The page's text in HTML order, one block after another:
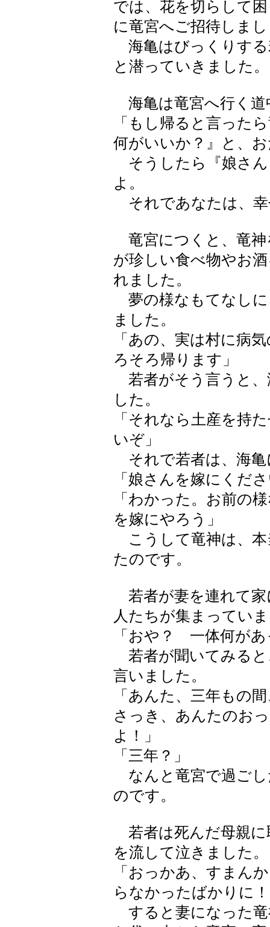
では、花を切らして
に竜宮へご招待しま
海亀はびっくりする
と潜っていきました。
海亀は竜宮へ行く道
「もし帰ると言った
何がいいか？』と、
そうしたら『娘さ
よ。
それであなたは、
竜宮につくと、竜神
が珍しい食べ物やお
れました。
夢の様なもてなしに
ました。
「あの、実は村に病
ろそろ帰ります」
若者がそう言うと、
した。
「それなら土産を持
いぞ」
それで若者は、海亀
「娘さんを嫁にくだ
「わかった。お前の
を嫁にやろう」
こうして竜神は、本
たのです。
若者が妻を連れて家
人たちが集まってい
「おや？ 一体何が
若者が聞いてみると
言いました。
「あんた、三年もの
さっき、あんたのお
よ！」
「三年？」
なんと竜宮で過ごし
のです。
若者は死んだ母親に
を流して泣きました。
「おっかあ、すまん
らなかったばかりに
すると妻になった竜